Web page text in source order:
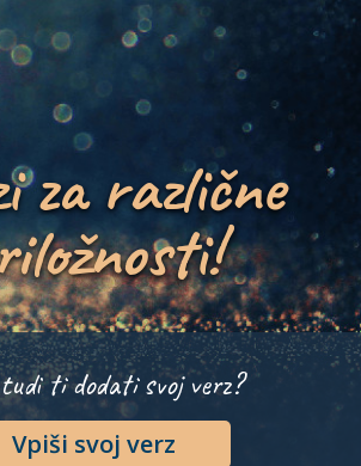
za različne
ti dodati svoj verz?
Vpiši svoj verz